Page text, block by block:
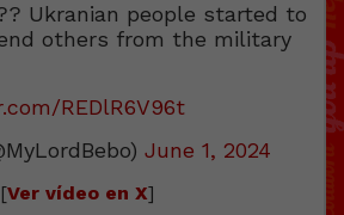
Ukranian people started to
others from the military
REDlR6V96t
June 1, 2024
[Ver vídeo en X]